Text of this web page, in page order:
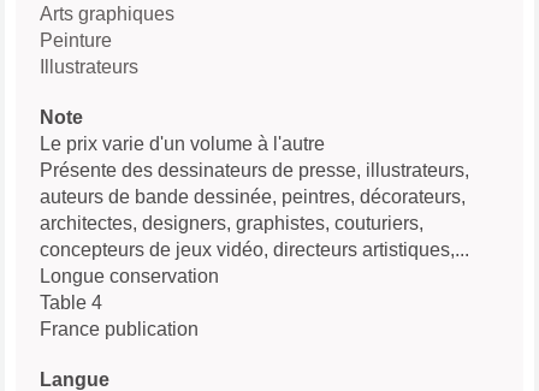
Arts graphiques
Peinture
Illustrateurs
Note
Le prix varie d'un volume à l'autre
Présente des dessinateurs de presse, illustrateurs,
auteurs de bande dessinée, peintres, décorateurs,
architectes, designers, graphistes, couturiers,
concepteurs de jeux vidéo, directeurs artistiques,...
Longue conservation
Table 4
France publication
Langue